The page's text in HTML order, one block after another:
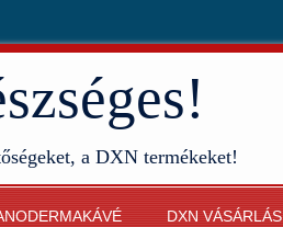
a DXN termékeket!
DXN VÁSÁRLÁS